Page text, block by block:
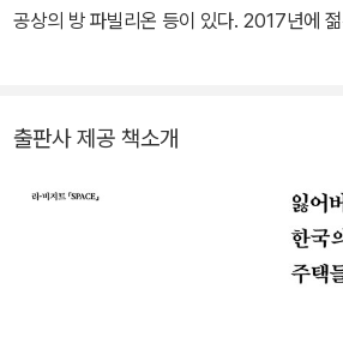
서재원이 발굴해낸 건축가와 주택 작업들의
보는 두 나라의 다른 해석과 태도를 드러낸
댁에서는 루이스 칸의 영향을 언급하며, 기
감성적 공간을 통합하려는 자족적 시스템을
리적 질문을 던진다. 조창걸의 건축가 정(丁
실적 제약 사이에서 갈등하는 상태가 위트
공상의 방 파빌리온 등이 있다. 2017년에
가상, 2022 정림학생건축상, 2025 베니스
원으로 활동했다. 한국사회의 모순적 현상
바라보고 건축적 언어로 풀어내는 시도를
능성을 찾고자 노력하고 있으며, 현재 서울
행하며 건축 교육과 실무 간의 간극을 좁히
출판사 제공 책소개